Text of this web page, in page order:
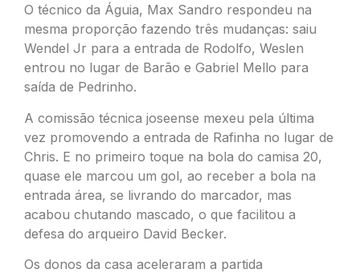
O técnico da Águia, Max Sandro respondeu na
mesma proporção fazendo três mudanças: saiu
Wendel Jr para a entrada de Rodolfo, Weslen
entrou no lugar de Barão e Gabriel Mello para
saída de Pedrinho.
A comissão técnica joseense mexeu pela última
vez promovendo a entrada de Rafinha no lugar de
Chris. E no primeiro toque na bola do camisa 20,
quase ele marcou um gol, ao receber a bola na
entrada área, se livrando do marcador, mas
acabou chutando mascado, o que facilitou a
defesa do arqueiro David Becker.
Os donos da casa aceleraram a partida